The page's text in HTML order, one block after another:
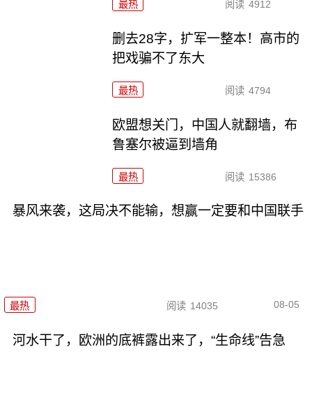
最热 阅读 4912
删去28字，扩军一整本！高市的
把戏骗不了东大
最热 阅读 4794
欧盟想关门，中国人就翻墙，布
鲁塞尔被逼到墙角
最热 阅读 15386
暴风来袭，这局决不能输，想赢一定要和中国联手
最热 阅读 14035 08-05
河水干了，欧洲的底裤露出来了，“生命线”告急